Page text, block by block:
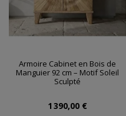
Armoire Cabinet en Bois de
Manguier 92 cm – Motif Soleil
Sculpté
1 390,00 €